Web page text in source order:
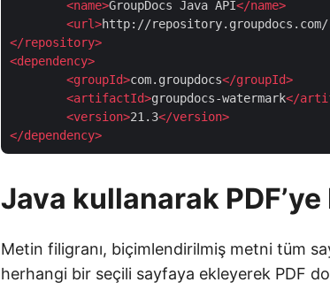
<name>GroupDocs Java API</name>
<url>http://
</repository>
<dependency>
<groupId>com.groupdocs</groupId>
<artifactId>groupdocs-watermark</
<version>21.3</version>
</dependency>
Java kullanarak
Metin filigranı, biçimlendirilmiş metni tüm
herhangi bir seçili sayfaya ekleyerek PDF